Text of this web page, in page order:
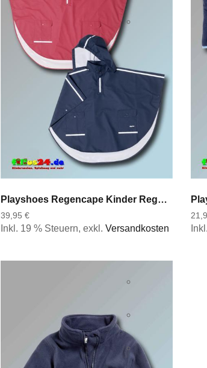
Playshoes Regencape Kinder Regenponcho Überwurf langer Rücken rot blau 116 b 152
39,95 €
Inkl. 19 % Steuern,exkl.Versandkosten